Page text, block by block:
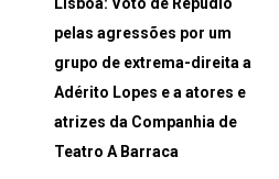
pelas agressões por um
grupo de extrema-direita a
Adérito Lopes e a atores e
atrizes da Companhia de
Teatro A Barraca